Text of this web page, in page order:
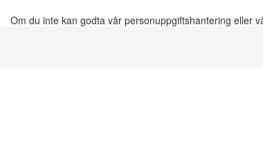
Om du inte kan godta vår personuppgiftshantering eller